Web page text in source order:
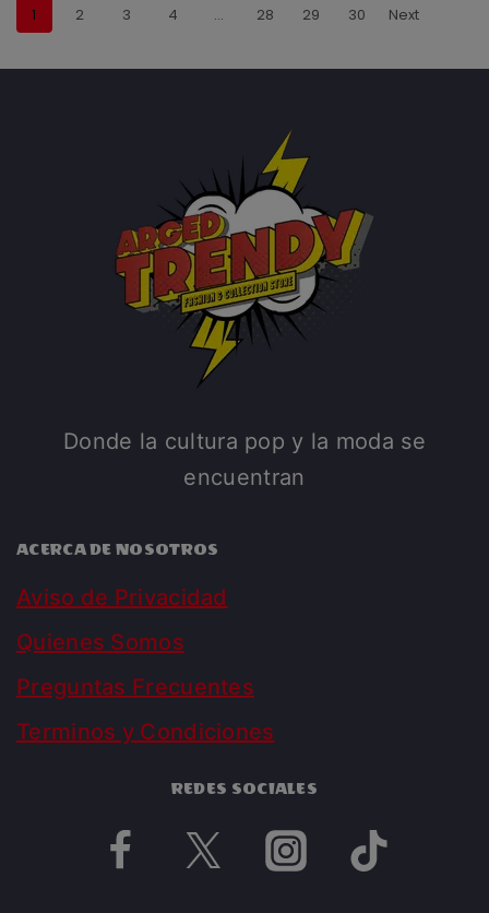
1 2 3 4 … 28 29 30 Next
Donde la cultura pop y la moda se
encuentran
ACERCA DE NOSOTROS
Aviso de Privacidad
Quienes Somos
Preguntas Frecuentes
Terminos y Condiciones
REDES SOCIALES